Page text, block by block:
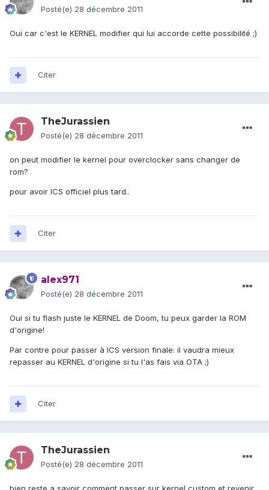
Posté(e) 28 décembre 2011
Oui car c'est le KERNEL modifier qui lui accorde cette possibilité ;)
Citer
TheJurassien
Posté(e) 28 décembre 2011
on peut modifier le kernel pour overclocker sans changer de
rom?
pour avoir ICS officiel plus tard..
Citer
alex971
Posté(e) 28 décembre 2011
Oui si tu flash juste le KERNEL de Doom, tu peux garder la ROM
d'origine!
Par contre pour passer à ICS version finale: il vaudra mieux
repasser au KERNEL d'origine si tu l'as fais via OTA ;)
Citer
TheJurassien
Posté(e) 28 décembre 2011